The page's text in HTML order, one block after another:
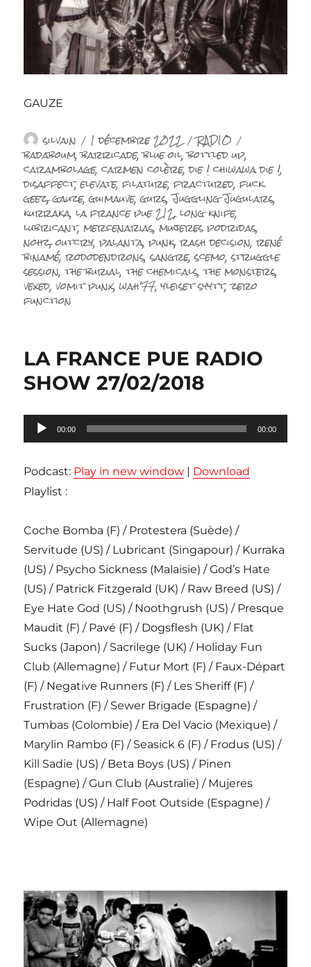
GAUZE
Auteur
silvain Publié
le
1 décembre 2022 Catégories
RADIO
badaboum,barricade,blue oil,bottled up,
carambolage,carmen colère,die ! chiwawa die !,
disaffect,elevate,filature,fractured,fuck
geez,gauze,guimauve,gurs,Juggling Jugulars,
kurraka,la france pue 212,long knife,
lubricant,mercenarias,mujeres podridas,
nohz,outcry,palanta,punk,rash decision,rené
binamé,rododendrons,sangre,scemo,struggle
session,the burial,the chemicals,the monsters,
vexed,vomit punx,wah'77,yleiset syytt,zero
function
LA FRANCE PUE RADIO
SHOW 27/02/2018
Lecteur
audio
00:00 00:00
Podcast: Play in new window | Download
Playlist :
Coche Bomba (F) / Protestera (Suède) /
Servitude (US) / Lubricant (Singapour) / Kurraka
(US) / Psycho Sickness (Malaisie) / God’s Hate
(US) / Patrick Fitzgerald (UK) / Raw Breed (US) /
Eye Hate God (US) / Noothgrush (US) / Presque
Maudit (F) / Pavé (F) / Dogsflesh (UK) / Flat
Sucks (Japon) / Sacrilege (UK) / Holiday Fun
Club (Allemagne) / Futur Mort (F) / Faux-Départ
(F) / Negative Runners (F) / Les Sheriff (F) /
Frustration (F) / Sewer Brigade (Espagne) /
Tumbas (Colombie) / Era Del Vacio (Mexique) /
Marylin Rambo (F) / Seasick 6 (F) / Frodus (US) /
Kill Sadie (US) / Beta Boys (US) / Pinen
(Espagne) / Gun Club (Australie) / Mujeres
Podridas (US) / Half Foot Outside (Espagne) /
Wipe Out (Allemagne)